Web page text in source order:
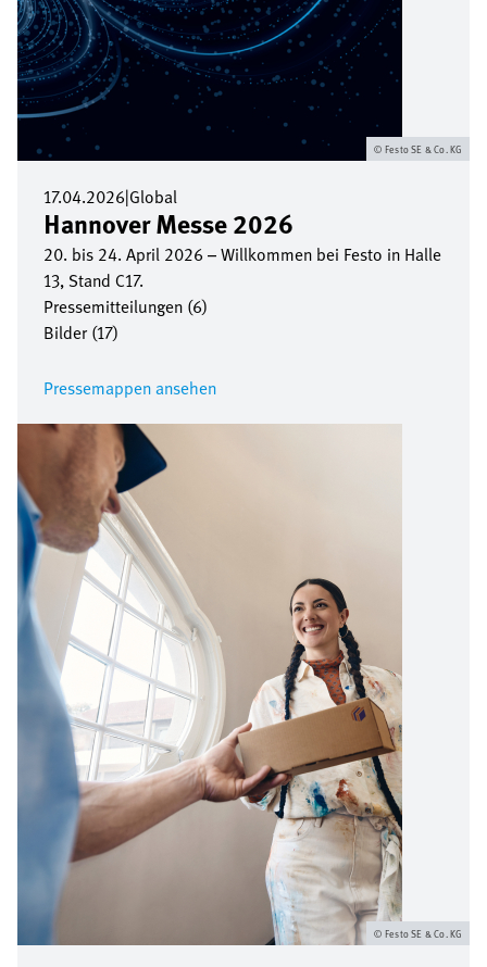
17.04.2026|Global
Hannover Messe 2026
20. bis 24. April 2026 – Willkommen bei Festo in Halle
13, Stand C17.
Pressemitteilungen (6)
Bilder (17)
Pressemappen ansehen
Festo SE & Co. KG
Bild
Festo SE & Co. KG